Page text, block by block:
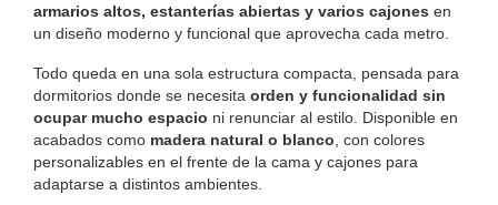
armarios altos, estanterías abiertas y varios cajones en
un diseño moderno y funcional que aprovecha cada metro.
Todo queda en una sola estructura compacta, pensada para
dormitorios donde se necesita orden y funcionalidad sin
ocupar mucho espacio ni renunciar al estilo. Disponible en
acabados como madera natural o blanco , con colores
personalizables en el frente de la cama y cajones para
adaptarse a distintos ambientes.